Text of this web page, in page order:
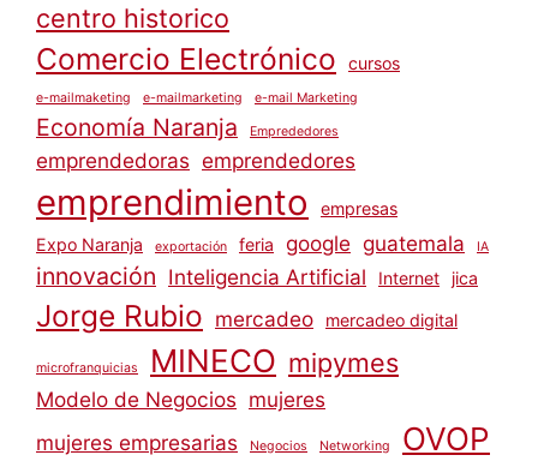
centro historico
Comercio Electrónico cursos
e-mailmaketing e-mailmarketing e-mail Marketing
Economía Naranja Emprededores
emprendedoras emprendedores
emprendimiento
empresas
Expo Naranja
exportación feria google guatemala IA
innovación Inteligencia Artificial Internet jica
Jorge Rubio mercadeo mercadeo digital
microfranquicias MINECO mipymes
Modelo de Negocios mujeres
mujeres empresarias
Negocios Networking OVOP